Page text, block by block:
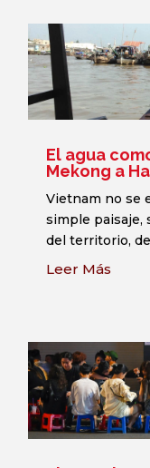
El agua
Mekong a
Vietnam no se